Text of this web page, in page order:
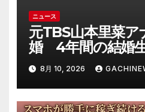
ニュース
元TBS山本里菜ア
婚 4年間の結婚
「ともに歩んでき
(J-CASTニュース)
8月 10, 2026